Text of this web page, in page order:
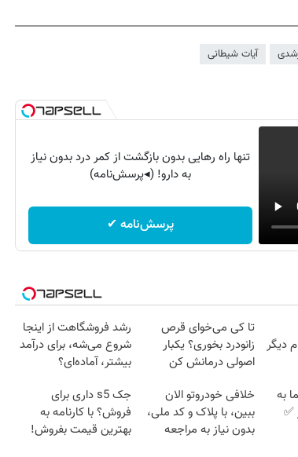
آیات شیطانی
تنها راه رهایی بدون بازگشت از کمر درد بدون نیاز
به دارو! (◂پرسش‌نامه)
پرسش‌نامه ✔
دیگر
تا کی می‌خوای قرص
زانودرد بخوری؟ یکبار
اصولی درمانش کن
رشد فروشگاهت از اینجا
شروع می‌شه، برای درآمد
بیشتر، آماده‌ای؟
به
✅
خلافی خودروتو الان
ببین، با پلاک و کد ملی،
بدون نیاز به مراجعه
جک s5 داری برای
فروش؟ با کارنامه به
بهترین قیمت بفروش!